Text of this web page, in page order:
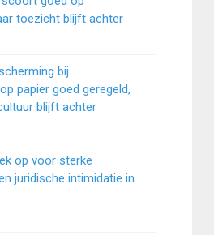
toezicht blijft achter
bij
papier goed geregeld,
blijft achter
op voor sterke
juridische intimidatie in